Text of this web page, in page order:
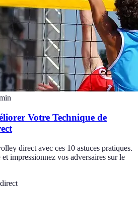
Votre Technique de
direct avec ces 10 astuces pratiques.
impressionnez vos adversaires sur le